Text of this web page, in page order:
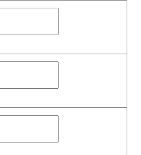
ため
いている場合や法令に基づき
な理由がある場合を除き、お
・開示いたしません。
いた利用目的を達成するため
てお客様の個人情報を開示す
で個人情報の厳重な管理を徹